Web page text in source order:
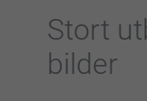
Stort
bilder